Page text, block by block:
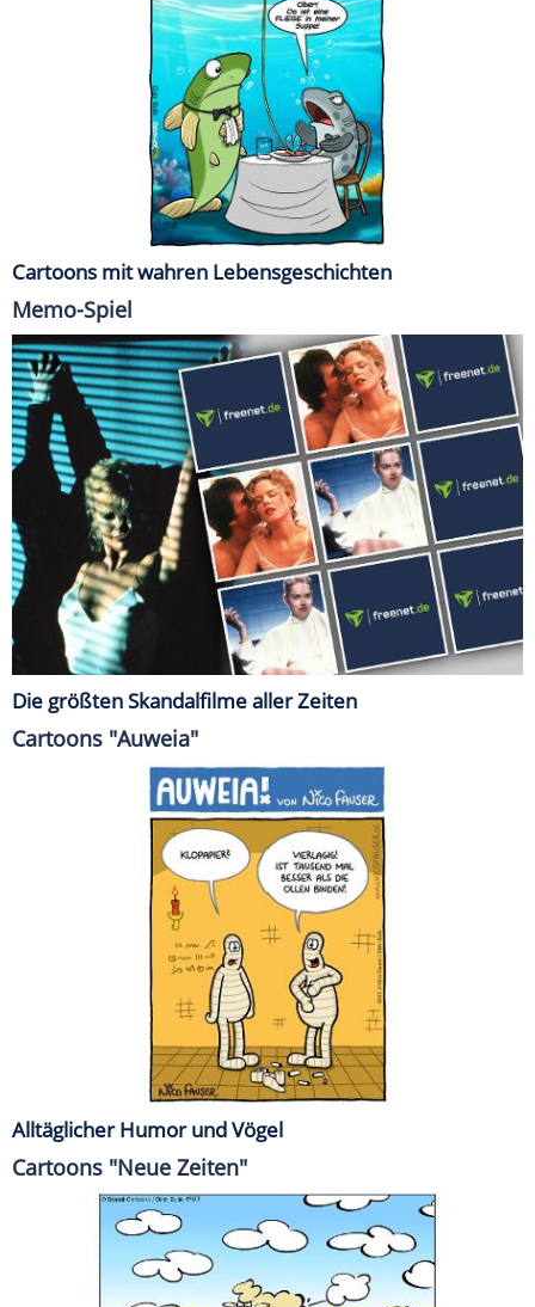
Cartoons mit wahren Lebensgeschichten
Memo-Spiel
Die größten Skandalfilme aller Zeiten
Cartoons "Auweia"
Alltäglicher Humor und Vögel
Cartoons "Neue Zeiten"